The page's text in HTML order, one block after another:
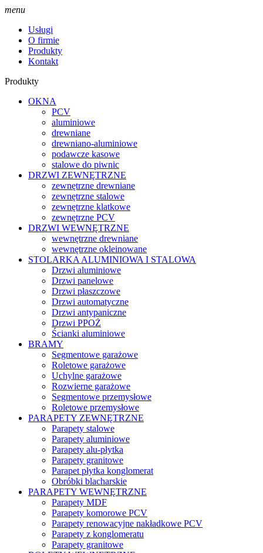
menu
Usługi
O firmie
Produkty
Kontakt
Produkty
OKNA
PCV
aluminiowe
drewniane
drewniano-aluminiowe
podawcze kasowe
stalowe do piwnic
DRZWI ZEWNĘTRZNE
zewnętrzne drewniane
zewnętrzne stalowe
zewnętrzne klatkowe
zewnętrzne PCV
DRZWI WEWNĘTRZNE
wewnętrzne drewniane
wewnętrzne okleinowane
STOLARKA ALUMINIOWA I STALOWA
Drzwi aluminiowe
Drzwi panelowe
Drzwi płaszczowe
Drzwi automatyczne
Drzwi antypaniczne
Drzwi PPOŻ
Ścianki aluminiowe
BRAMY
Segmentowe garażowe
Roletowe garażowe
Uchylne garażowe
Rozwierne garażowe
Segmentowe przemysłowe
Roletowe przemysłowe
PARAPETY ZEWNĘTRZNE
Parapety stalowe
Parapety aluminiowe
Parapety alu-płytka
Parapety granitowe
Parapet płytka konglomerat
Obróbki blacharskie
PARAPETY WEWNĘTRZNE
Parapety MDF
Parapety komorowe PCV
Parapety renowacyjne nakładkowe PCV
Parapety z konglomeratu
Parapety granitowe